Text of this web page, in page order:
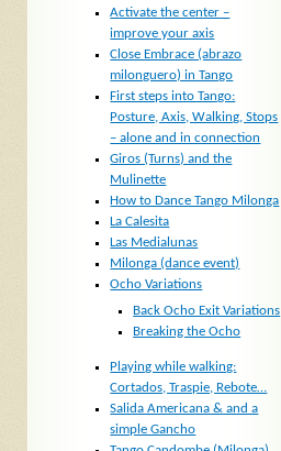
Activate the center –
improve your axis
Close Embrace (abrazo
milonguero) in Tango
First steps into Tango:
Posture, Axis, Walking, Stops
– alone and in connection
Giros (Turns) and the
Mulinette
How to Dance Tango Milonga
La Calesita
Las Medialunas
Milonga (dance event)
Ocho Variations
Back Ocho Exit Variations
Breaking the Ocho
Playing while walking:
Cortados, Traspie, Rebote…
Salida Americana & and a
simple Gancho